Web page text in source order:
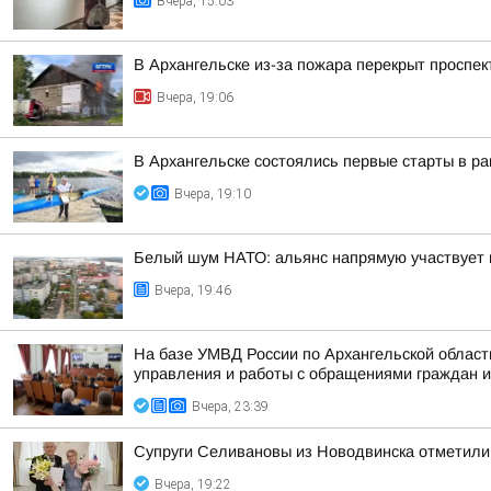
В Архангельске из-за пожара перекрыт
Вчера, 19:06
В Архангельске состоялись первые старты в
Вчера, 19:10
Белый шум НАТО: альянс напрямую участвует
Вчера, 19:46
На базе УМВД России по Архангельской
управления и работы с обращениями граждан
Вчера, 23:39
Супруги Селивановы из Новодвинска
Вчера, 19:22